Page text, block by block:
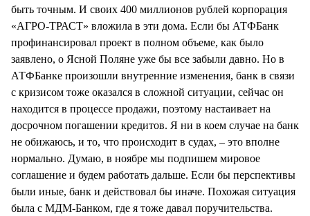
быть точным. И своих 400 миллионов рублей корпорация
«АГРО-ТРАСТ» вложила в эти дома. Если бы АТФБанк
профинансировал проект в полном объеме, как было
заявлено, о Ясной Поляне уже бы все забыли давно. Но в
АТФБанке произошли внутренние изменения, банк в связи
с кризисом тоже оказался в сложной ситуации, сейчас он
находится в процессе продажи, поэтому настаивает на
досрочном погашении кредитов. Я ни в коем случае на банк
не обижаюсь, и то, что происходит в судах, – это вполне
нормально. Думаю, в ноябре мы подпишем мировое
соглашение и будем работать дальше. Если бы перспективы
были иные, банк и действовал бы иначе. Похожая ситуация
была с МДМ-Банком, где я тоже давал поручительства.